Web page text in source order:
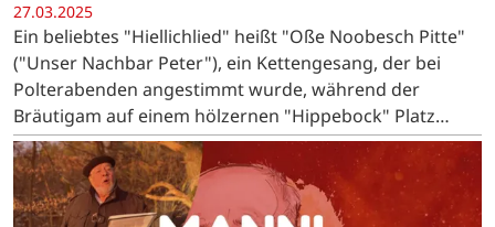
27.03.2025
Ein beliebtes "Hiellichlied" heißt "Oße Noobesch Pitte"
("Unser Nachbar Peter"), ein Kettengesang, der bei
Polterabenden angestimmt wurde, während der
Bräutigam auf einem hölzernen "Hippebock" Platz
nehmen musste.